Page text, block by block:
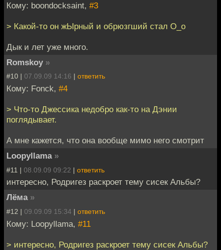
Кому: boondocksaint, #3
> Какой-то он жЫрный и обрюзгший стал О_о
Дык и лет уже много.
Romskoy »
#10 | 07.09.09 14:16 | ответить
Кому: Fonck, #4
> Что-то Джессика недобро как-то на Дэнии
поглядывает.
А мне кажется, что она вообще мимо него смотрит
Loopyllama »
#11 | 08.09.09 09:22 | ответить
интересно, Родригез раскроет тему сисек Альбы?
Лёма »
#12 | 09.09.09 15:34 | ответить
Кому: Loopyllama, #11
> интересно, Родригез раскроет тему сисек Альбы?